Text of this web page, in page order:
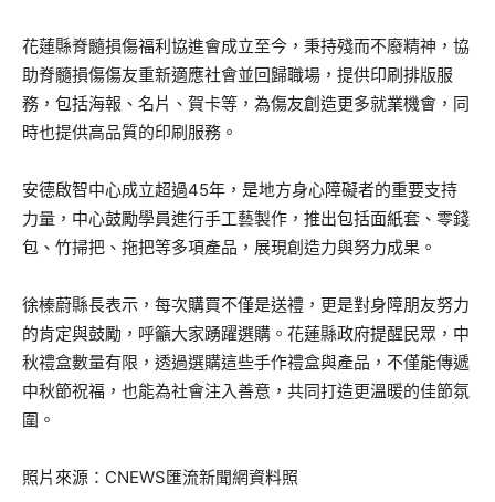
花蓮縣脊髓損傷福利協進會成立至今，秉持殘而不廢精神，協
助脊髓損傷傷友重新適應社會並回歸職場，提供印刷排版服
務，包括海報、名片、賀卡等，為傷友創造更多就業機會，同
時也提供高品質的印刷服務。
安德啟智中心成立超過45年，是地方身心障礙者的重要支持
力量，中心鼓勵學員進行手工藝製作，推出包括面紙套、零錢
包、竹掃把、拖把等多項產品，展現創造力與努力成果。
徐榛蔚縣長表示，每次購買不僅是送禮，更是對身障朋友努力
的肯定與鼓勵，呼籲大家踴躍選購。花蓮縣政府提醒民眾，中
秋禮盒數量有限，透過選購這些手作禮盒與產品，不僅能傳遞
中秋節祝福，也能為社會注入善意，共同打造更溫暖的佳節氛
圍。
照片來源：CNEWS匯流新聞網資料照